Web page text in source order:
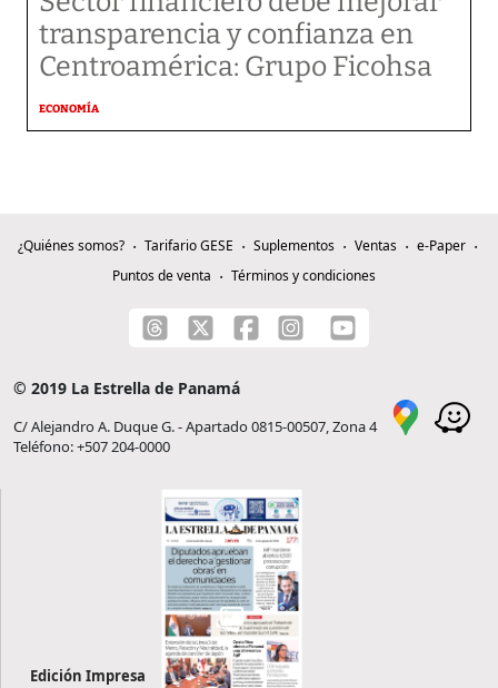
transparencia y confianza en
Centroamérica: Grupo Ficohsa
ECONOMÍA
¿Quiénes somos? Tarifario GESE Suplementos Ventas
e-Paper
Puntos de venta
Términos y condiciones
© 2019 La Estrella de Panamá
C/ Alejandro A. Duque G. - Apartado 0815-00507, Zona 4
Teléfono: +507 204-0000
Edición Impresa